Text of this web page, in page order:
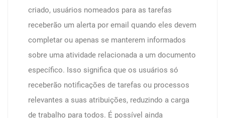
criado, usuários nomeados para as tarefas
receberão um alerta por email quando eles devem
completar ou apenas se manterem informados
sobre uma atividade relacionada a um documento
específico. Isso significa que os usuários só
receberão notificações de tarefas ou processos
relevantes a suas atribuições, reduzindo a carga
de trabalho para todos. É possível ainda